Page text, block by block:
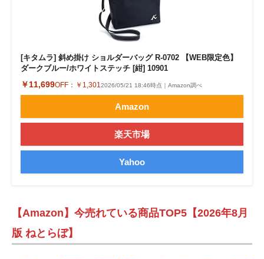
[キタムラ] 斜め掛け ショルダーバッグ R-0702 【WEB限定色】
ダークブルー/ホワイトステッチ [紺] 10901
￥11,699OFF： ￥1,3012026/05/21 18:46時点｜Amazon調べ
Amazon
楽天市場
Yahoo
【Amazon】今売れている商品TOP5【2026年8月
版 ねとらぼ】